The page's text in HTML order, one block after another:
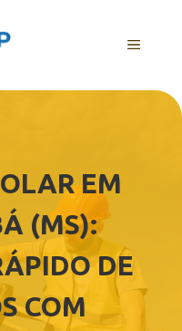
MENU
EM
(MS):
DE
COM